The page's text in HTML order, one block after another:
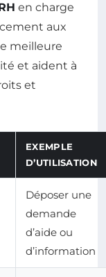
en charge
aux
meilleure
et aident à
et
EXEMPLE
D’UTILISATION
Déposer une
demande
d’aide ou
d’information